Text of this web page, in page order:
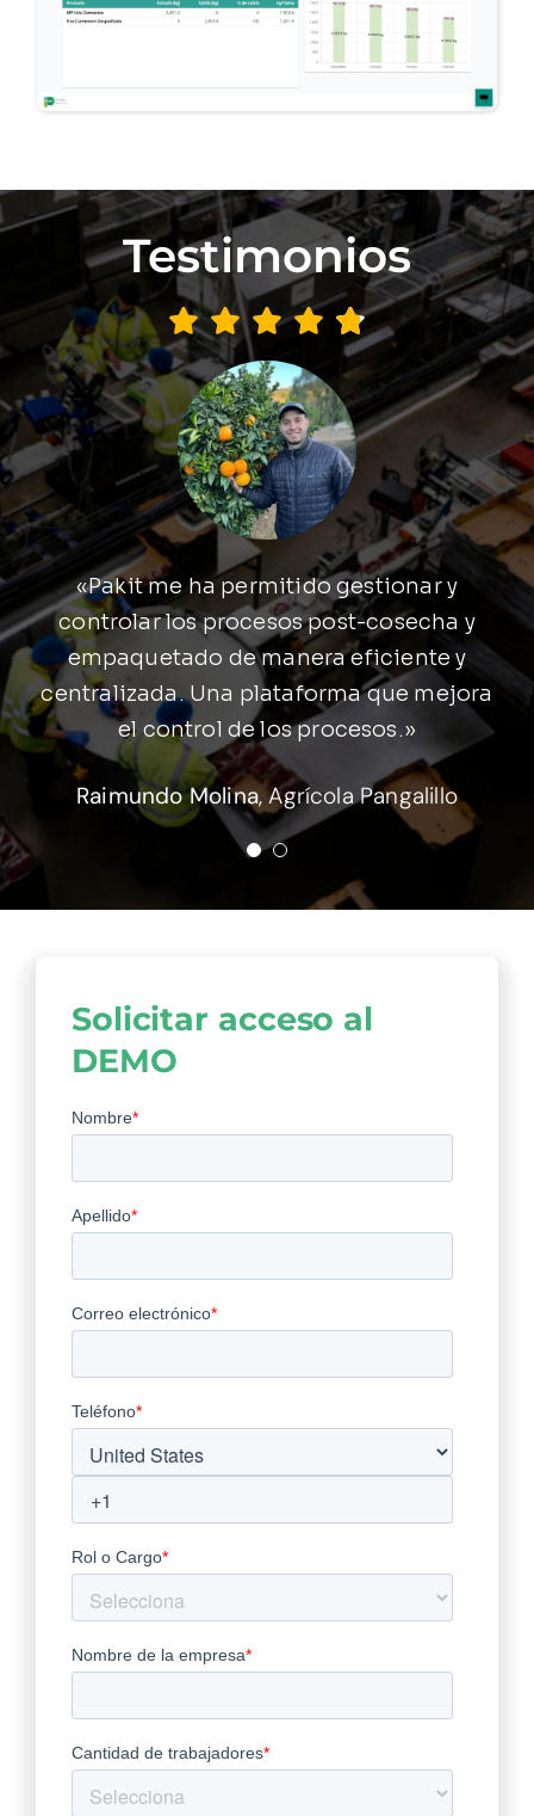
Testimonios
«Pakit me ha permitido gestionar y
controlar los procesos post-cosecha y
empaquetado de manera eficiente y
centralizada. Una plataforma que mejora
el control de los procesos.»
Raimundo Molina,Agrícola Pangalillo
«Con PAKIT podemos optimizar el flujo de
nuestros despachos, entregar seguridad y
exactitud del proceso de la fruta,
garantizando productividad y mermas.»
Julián Ponce ACSA Internacional
Solicitar acceso al
DEMO